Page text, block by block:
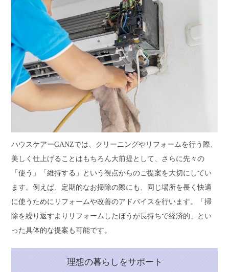
ハウスケアーGANZでは、クリーニングやリフォームを行う際、
美しく仕上げることはもちろん大前提として、さらに先々の
「使う」「維持する」という視点からのご提案を大切にしてい
ます。例えば、定期的なお掃除の際にも、同じ場所を長く快適
に使うためにリフォームや改善のアドバイスを行います。「掃
除を繰り返すよりリフォームしたほうが長持ちで経済的」とい
った具体的な提案も可能です。
理想の暮らしをサポート